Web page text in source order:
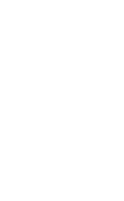
prestigieux
est acté